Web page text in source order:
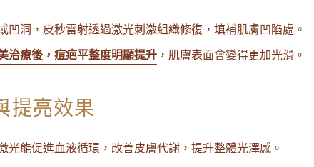
凹洞，皮秒雷射透過激光刺激組織修復，填補肌膚凹陷處。
治療後，痘疤平整度明顯提升 ，肌膚表面會變得更加光滑。
提亮效果
光能促進血液循環，改善皮膚代謝，提升整體光澤感。